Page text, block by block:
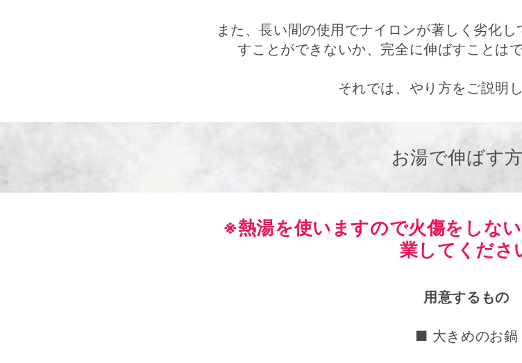
また、長い間の使用でナイロンが著しく劣化
すことができないか、完全に伸ばすことは
それでは、やり方をご説明
お湯で伸ばす
※熱湯を使いますので火傷をしな
業してくださ
用意するもの
■ 大きめのお鍋